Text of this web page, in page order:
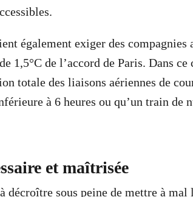
également exiger des compagnies
1,5°C de l’accord de Paris. Dans ce
totale des liaisons aériennes de
à 6 heures ou qu’un train de
et maîtrisée
décroître sous peine de mettre à mal